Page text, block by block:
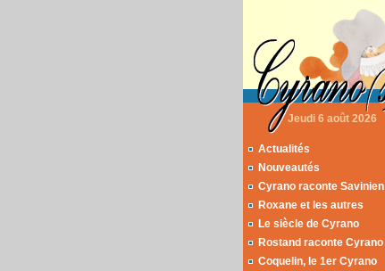
Jeudi 6 août 2026
Actualités
Nouveautés
Cyrano raconte Savinien
Roxane et les autres
Le siècle de Cyrano
Rostand raconte Cyrano
Coquelin, le 1er Cyrano